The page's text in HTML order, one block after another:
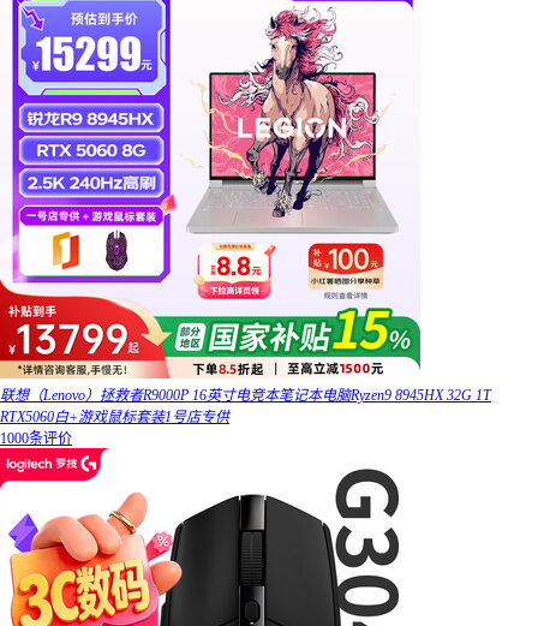
联想（Lenovo）拯救者R9000P 16英寸电竞本笔记本电脑Ryzen9 8945HX 32G 1T
RTX5060白+游戏鼠标套装1号店专供
1000条评价